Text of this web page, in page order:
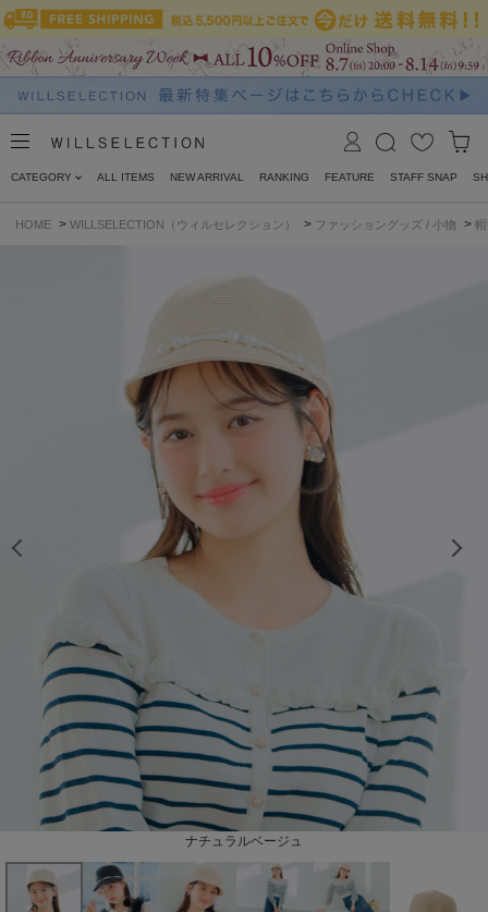
CATEGORY ALL ITEMS NEW ARRIVAL RANKING FEATURE STAFF SNAP
HOME > WILLSELECTION（ウィルセレクション） > ファッショングッズ / 小物 >
ナチュラルベージュ
ブラック